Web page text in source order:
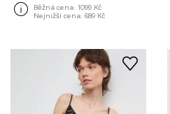
Běžná cena: 1099 Kč
Nejnižší cena: 689 Kč